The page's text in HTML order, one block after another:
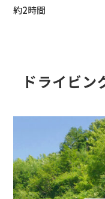
約2時間
ドライビン